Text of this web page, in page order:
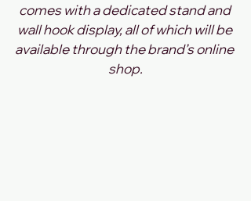
comes with a dedicated stand and
wall hook display, all of which will be
available through the brand’s online
shop.